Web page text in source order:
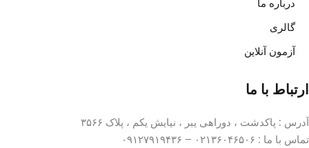
درباره ما
گالری
آزمون آنلاین
ارتباط با ما
آدرس : پاکدشت ، دوراهی یبر ، نیایش یکم ، پلاک ۳۵۶۶
تماس با ما :